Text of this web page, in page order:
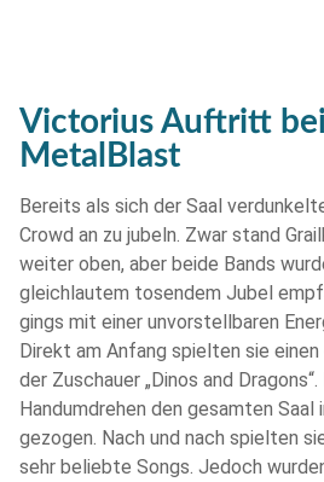
Victorius Auftritt
MetalBlast
Bereits als sich der Saal
Crowd an zu jubeln. Zwar stand
weiter oben, aber beide Bands
gleichlautem tosendem Jubel
gings mit einer unvorstellbaren
Direkt am Anfang spielten sie
der Zuschauer „Dinos and
Handumdrehen den gesamten Saal
gezogen. Nach und nach spielten
sehr beliebte Songs. Jedoch